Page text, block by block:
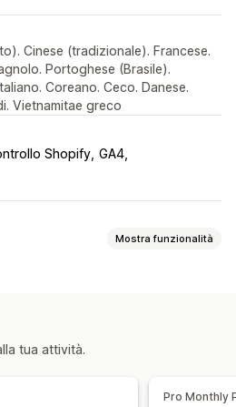
Cinese (tradizionale). Francese.
Portoghese (Brasile).
Coreano. Ceco. Danese.
Vietnamitae greco
Shopify GA4
Mostra funzionalità
tua attività.
Pro Monthly